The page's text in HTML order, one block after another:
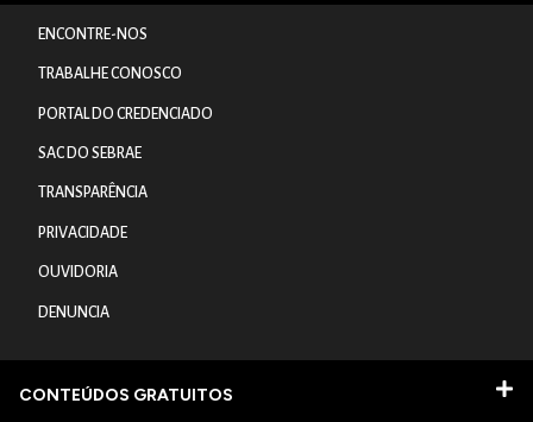
ENCONTRE-NOS
TRABALHE CONOSCO
PORTAL DO CREDENCIADO
SAC DO SEBRAE
TRANSPARÊNCIA
PRIVACIDADE
OUVIDORIA
DENUNCIA
CONTEÚDOS GRATUITOS